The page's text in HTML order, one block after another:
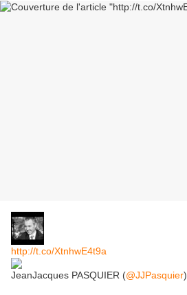
http://t.co/XtnhwE4t9a
JeanJacques PASQUIER (@JJPasquier)